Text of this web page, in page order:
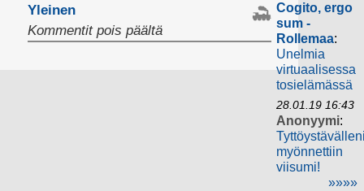
Yleinen
Kommentit pois päältäartikkelissa
Cogito, ergo
sum -
Rollemaa:
Unelmia
virtuaalisessa
tosielämässä
28.01.19 16:43
Anonyymi:
myönnettiin
viisumi!
»»»»